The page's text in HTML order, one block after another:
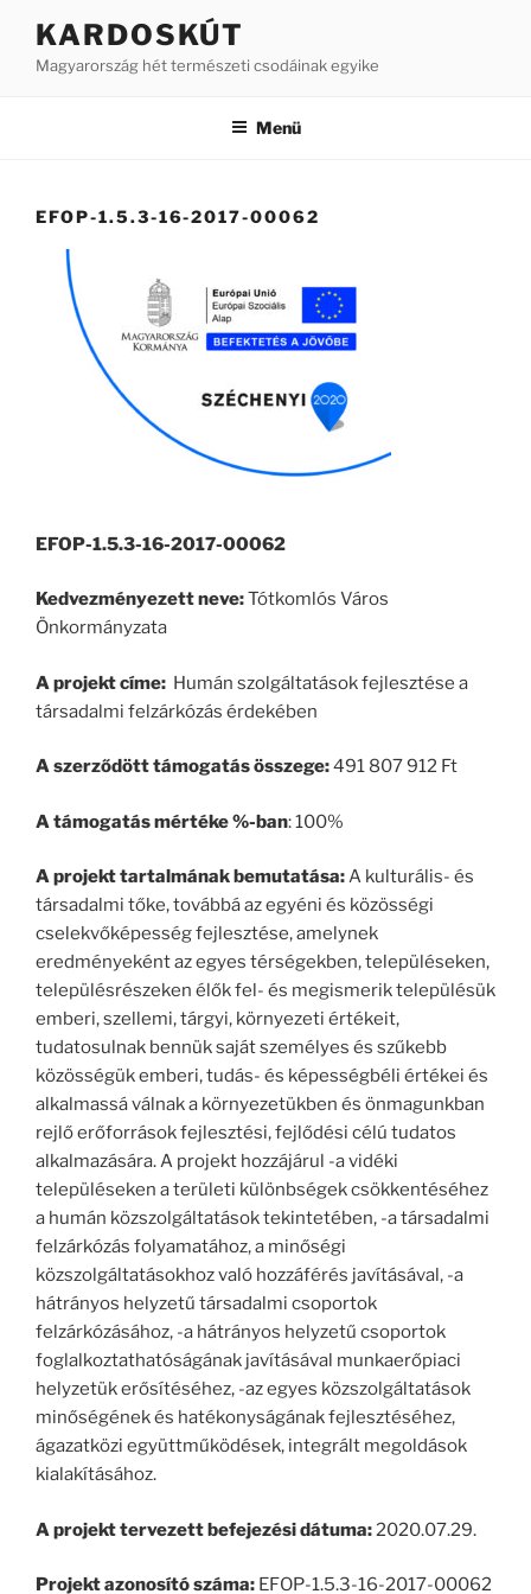
KARDOSKÚT
Magyarország hét természeti csodáinak egyike
Menü
EFOP-1.5.3-16-2017-00062
EFOP-1.5.3-16-2017-00062
Kedvezményezett neve:Tótkomlós Város
Önkormányzata
A projekt címe: Humán szolgáltatások fejlesztése a
társadalmi felzárkózás érdekében
A szerződött támogatás összege:491 807 912 Ft
A támogatás mértéke %-ban: 100%
A projekt tartalmának bemutatása:A kulturális- és
társadalmi tőke, továbbá az egyéni és közösségi
cselekvőképesség fejlesztése, amelynek
eredményeként az egyes térségekben, településeken,
településrészeken élők fel- és megismerik településük
emberi, szellemi, tárgyi, környezeti értékeit,
tudatosulnak bennük saját személyes és szűkebb
közösségük emberi, tudás- és képességbéli értékei és
alkalmassá válnak a környezetükben és önmagunkban
rejlő erőforrások fejlesztési, fejlődési célú tudatos
alkalmazására. A projekt hozzájárul -a vidéki
településeken a területi különbségek csökkentéséhez
a humán közszolgáltatások tekintetében, -a társadalmi
felzárkózás folyamatához, a minőségi
közszolgáltatásokhoz való hozzáférés javításával, -a
hátrányos helyzetű társadalmi csoportok
felzárkózásához, -a hátrányos helyzetű csoportok
foglalkoztathatóságának javításával munkaerőpiaci
helyzetük erősítéséhez, -az egyes közszolgáltatások
minőségének és hatékonyságának fejlesztéséhez,
ágazatközi együttműködések, integrált megoldások
kialakításához.
A projekt tervezett befejezési dátuma: 2020.07.29.
Projekt azonosító száma: EFOP-1.5.3-16-2017-00062